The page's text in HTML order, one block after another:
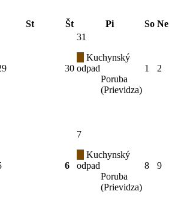
St Št Pi So Ne
30
31
Kuchynský
odpad
Poruba
(Prievidza)
1 2
6
7
Kuchynský
odpad
Poruba
(Prievidza)
8 9